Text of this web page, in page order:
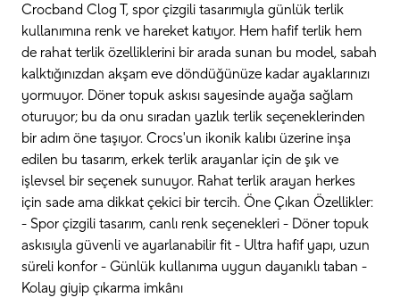
Crocband Clog T, spor çizgili tasarımıyla günlük terlik
kullanımına renk ve hareket katıyor. Hem hafif terlik hem
de rahat terlik özelliklerini bir arada sunan bu model, sabah
kalktığınızdan akşam eve döndüğünüze kadar ayaklarınızı
yormuyor. Döner topuk askısı sayesinde ayağa sağlam
oturuyor; bu da onu sıradan yazlık terlik seçeneklerinden
bir adım öne taşıyor. Crocs'un ikonik kalıbı üzerine inşa
edilen bu tasarım, erkek terlik arayanlar için de şık ve
işlevsel bir seçenek sunuyor. Rahat terlik arayan herkes
için sade ama dikkat çekici bir tercih. Öne Çıkan Özellikler:
- Spor çizgili tasarım, canlı renk seçenekleri - Döner topuk
askısıyla güvenli ve ayarlanabilir fit - Ultra hafif yapı, uzun
süreli konfor - Günlük kullanıma uygun dayanıklı taban -
Kolay giyip çıkarma imkânı